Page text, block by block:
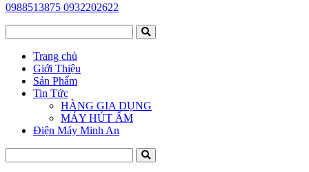
0988513875 0932202622
Trang chủ
Giới Thiệu
Sản Phẩm
Tin Tức
HÀNG GIA DỤNG
MÁY HÚT ẨM
Điện Máy Minh An